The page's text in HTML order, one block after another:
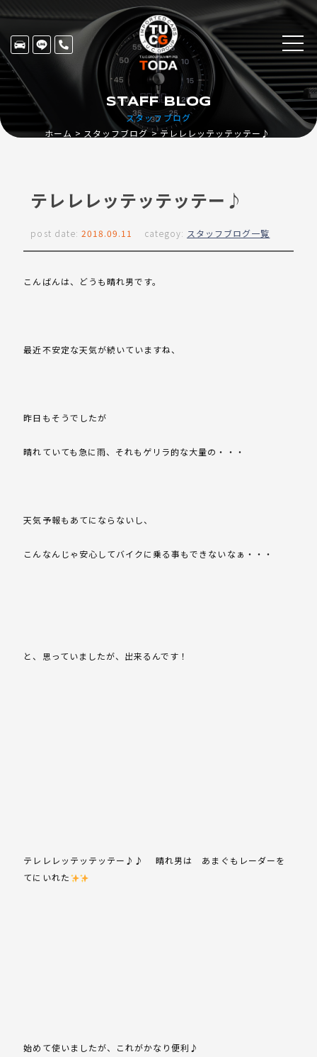
スタッフブログ
STAFF BLOG
ホーム スタッフブログ テレレレッテッテッテー♪
テレレレッテッテッテー♪
post date: 2018.09.11 categoy: スタッフブログ一覧
こんばんは、どうも晴れ男です。
最近不安定な天気が続いていますね、
昨日もそうでしたが
晴れていても急に雨、それもゲリラ的な大量の・・・
天気予報もあてにならないし、
こんなんじゃ安心してバイクに乗る事もできないなぁ・・・
と、思っていましたが、出来るんです！
テレレレッテッテッテー♪♪ 晴れ男は あまぐもレーダーを
てにいれた
始めて使いましたが、これがかなり便利♪